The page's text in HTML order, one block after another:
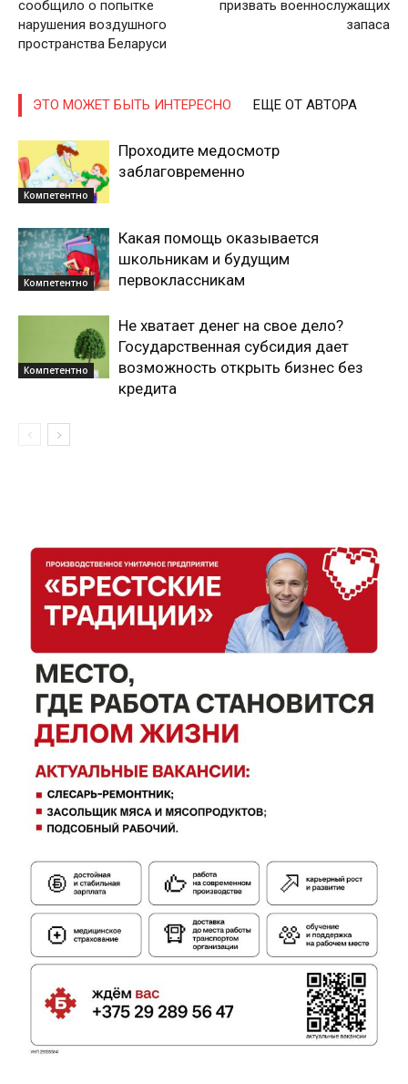
"Драгічынскі Веснік"
ПОДПИСАТЬСЯ
Редакция "ДВ"
Контакты
сообщило о попытке
нарушения воздушного
пространства Беларуси
призвать военнослужащих
запаса
ЭТО МОЖЕТ БЫТЬ ИНТЕРЕСНО ЕЩЕ ОТ АВТОРА
Компетентно
Проходите медосмотр
заблаговременно
Компетентно
Какая помощь оказывается
школьникам и будущим
первоклассникам
Компетентно
Не хватает денег на свое дело?
Государственная субсидия дает
возможность открыть бизнес без
кредита